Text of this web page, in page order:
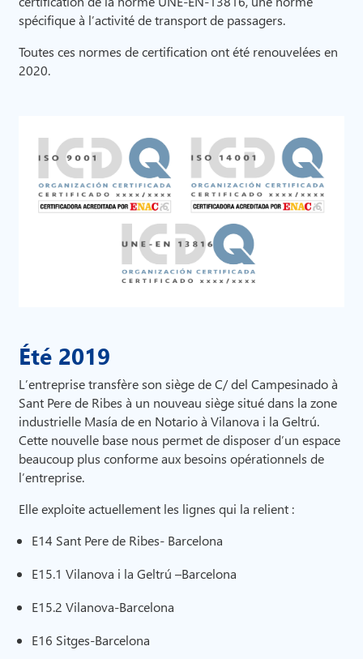
spécifique à l’activité de transport de passagers.
Toutes ces normes de certification ont été renouvelées en
2020.
Été 2019
L’entreprise transfère son siège de C/ del Campesinado à
Sant Pere de Ribes à un nouveau siège situé dans la zone
industrielle Masía de en Notario à Vilanova i la Geltrú.
Cette nouvelle base nous permet de disposer d’un espace
beaucoup plus conforme aux besoins opérationnels de
l’entreprise.
Elle exploite actuellement les lignes qui la relient :
E14 Sant Pere de Ribes- Barcelona
E15.1 Vilanova i la Geltrú –Barcelona
E15.2 Vilanova-Barcelona
E16 Sitges-Barcelona